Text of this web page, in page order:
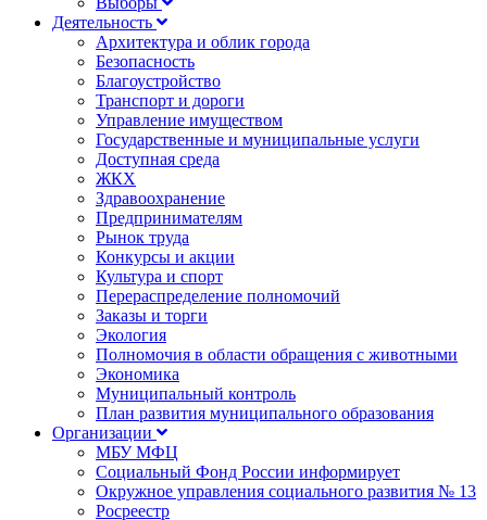
Деятельность
Архитектура и облик города
Безопасность
Благоустройство
Транспорт и дороги
Управление имуществом
Государственные и муниципальные услуги
Доступная среда
ЖКХ
Здравоохранение
Предпринимателям
Рынок труда
Конкурсы и акции
Культура и спорт
Перераспределение полномочий
Заказы и торги
Экология
Полномочия в области обращения с животными
Экономика
Муниципальный контроль
План развития муниципального образования
Организации
МБУ МФЦ
Социальный Фонд России информирует
Окружное управления социального развития № 13
Росреестр